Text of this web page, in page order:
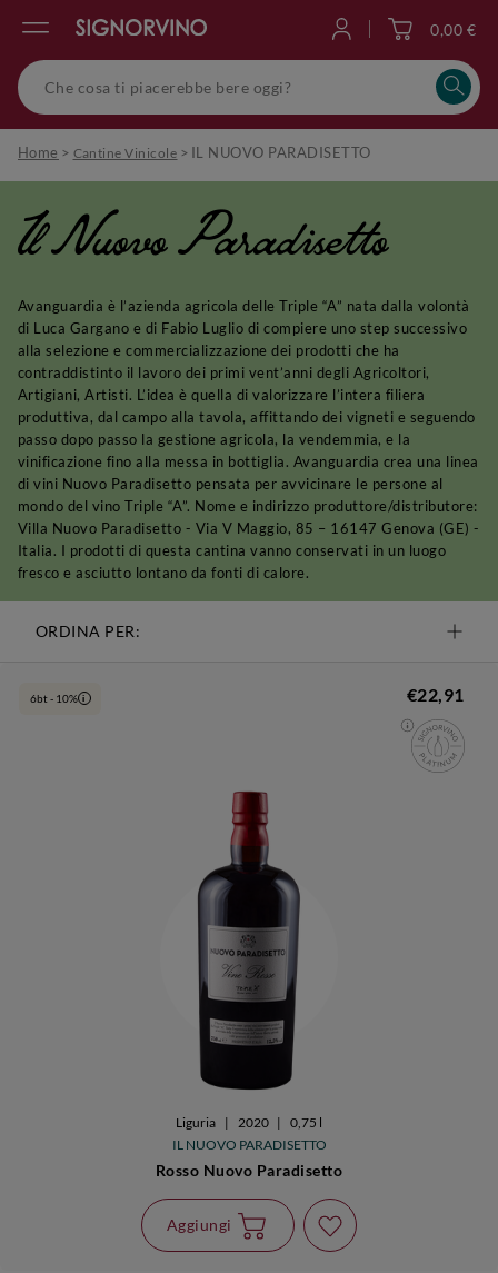
0,00 €
Home > Cantine Vinicole > IL NUOVO PARADISETTO
Il Nuovo Paradisetto
Avanguardia è l’azienda agricola delle Triple “A” nata dalla volontà
di Luca Gargano e di Fabio Luglio di compiere uno step successivo
alla selezione e commercializzazione dei prodotti che ha
contraddistinto il lavoro dei primi vent’anni degli Agricoltori,
Artigiani, Artisti. L’idea è quella di valorizzare l’intera filiera
produttiva, dal campo alla tavola, affittando dei vigneti e seguendo
passo dopo passo la gestione agricola, la vendemmia, e la
vinificazione fino alla messa in bottiglia. Avanguardia crea una linea
di vini Nuovo Paradisetto pensata per avvicinare le persone al
mondo del vino Triple “A”. Nome e indirizzo produttore/distributore:
Villa Nuovo Paradisetto - Via V Maggio, 85 – 16147 Genova (GE) -
Italia. I prodotti di questa cantina vanno conservati in un luogo
fresco e asciutto lontano da fonti di calore.
ORDINA PER:
6bt - 10% i €22,91
Liguria | 2020 | 0,75 l
IL NUOVO PARADISETTO
Rosso Nuovo Paradisetto
Aggiungi